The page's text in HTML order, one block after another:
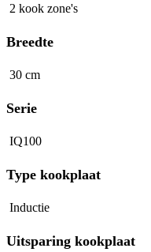
2 kook zone's
Breedte
30 cm
Serie
IQ100
Type kookplaat
Inductie
Uitsparing kookplaat